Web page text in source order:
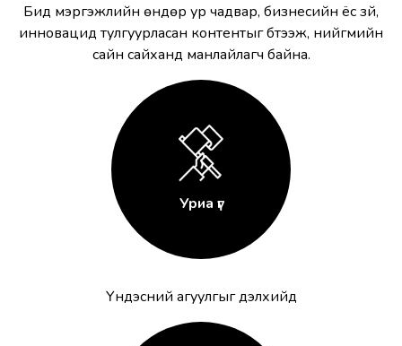
Бид мэргэжлийн өндөр ур чадвар, бизнесийн ёс зүй,
инновацид тулгуурласан контентыг бүтээж, нийгмийн
сайн сайханд манлайлагч байна.
Уриа үг
Үндэсний агуулгыг дэлхийд